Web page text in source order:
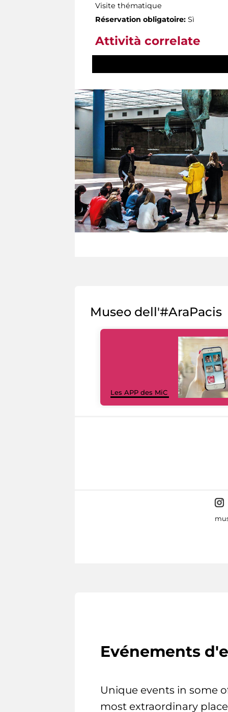
Visite thématique
Réservation obligatoire: Sì
Attività correlate
Museo dell'#AraPacis
Les APP des MiC
Evénements
Unique events in some
most extraordinary